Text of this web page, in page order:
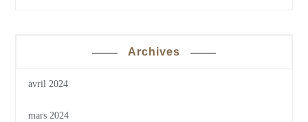
Archives
avril 2024
mars 2024